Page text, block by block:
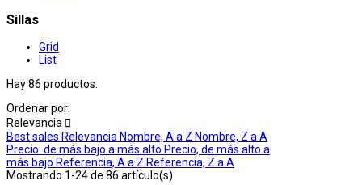
Sillas
Grid
List
Hay 86 productos.
Ordenar por:
Relevancia 
Best sales Relevancia Nombre, A a Z Nombre, Z a A
Precio: de más bajo a más alto Precio, de más alto a
más bajo Referencia, A a Z Referencia, Z a A
Mostrando 1-24 de 86 artículo(s)